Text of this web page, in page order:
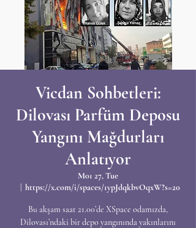
Vicdan Sohbetleri:
Dilovası Parfüm Deposu
Yangını Mağdurları
Anlatıyor
M01 27, Tue
https://x.com/i/spaces/1ypJdqkbvOqxW?s=20
Bu akşam saat 21.00’de XSpace odamızda,
Dilovası’ndaki bir depo yangınında yakınlarını